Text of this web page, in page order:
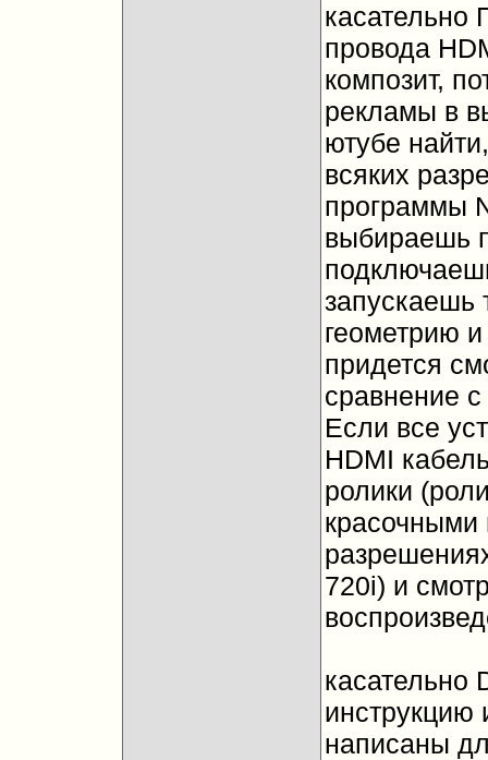
касательно
провода
композит,
рекламы в
ютубе
всяких
программы
выбираешь
запускаешь
геометрию и
придется
сравнение
Если все
HDMI
ролики
720i) и
касательно
инструкцию
написаны